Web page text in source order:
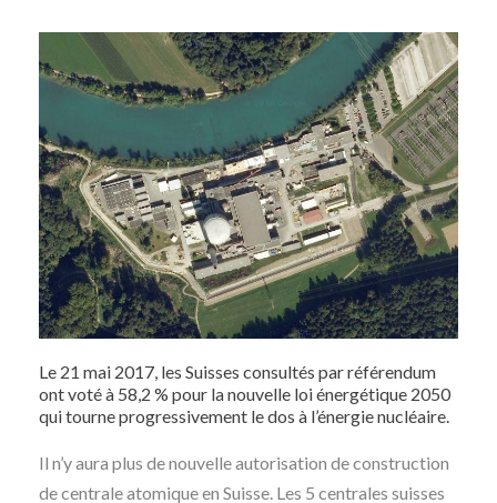
Le 21 mai 2017, les Suisses consultés par référendum
ont voté à 58,2 % pour la nouvelle loi énergétique 2050
qui tourne progressivement le dos à l’énergie nucléaire.
Il n’y aura plus de nouvelle autorisation de construction
de centrale atomique en Suisse. Les 5 centrales suisses